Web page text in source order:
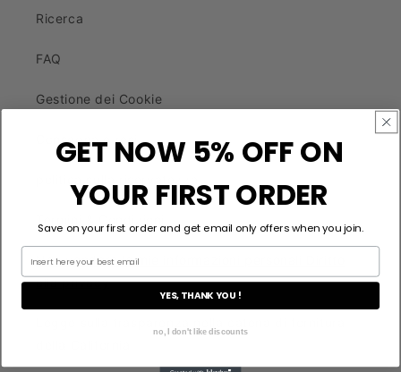
Ricerca
FAQ
Gestione dei Cookie
Consegna e resi
Non vendere le mie informazioni personali Diritto
alla privacy
GET NOW 5% OFF ON
YOUR FIRST ORDER
Save on your first order and get email only offers when you join.
YES, THANK YOU !
no, I don't like discounts